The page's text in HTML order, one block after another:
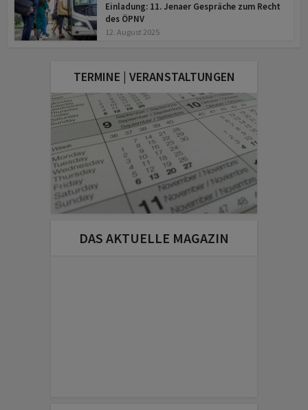
Einladung: 11. Jenaer Gespräche zum Recht
des ÖPNV
12. August 2025
TERMINE | VERANSTALTUNGEN
DAS AKTUELLE MAGAZIN